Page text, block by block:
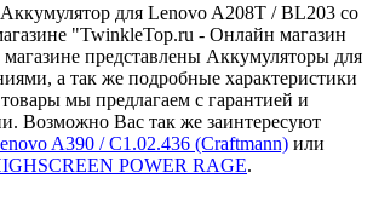
для Lenovo A208T / BL203 со
"TwinkleTop.ru - Онлайн магазин
представлены Аккумуляторы для
а так же подробные характеристики
мы предлагаем с гарантией и
Возможно Вас так же заинтересуют
A390 / C1.02.436 (Craftmann) или
POWER RAGE.